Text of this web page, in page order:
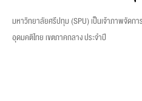
มหาวิทยาลัยศรีปทุม (SPU) เป็นเจ้าภาพจัด
อุดมคติไทย เขตภาคกลาง ประจำปี